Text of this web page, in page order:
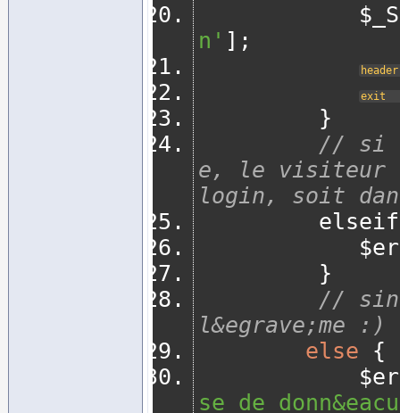
n' ];
header
exit
}
// si
e, le visiteur
login, soit
}
//
l&egrave;me :)
else
{
se de